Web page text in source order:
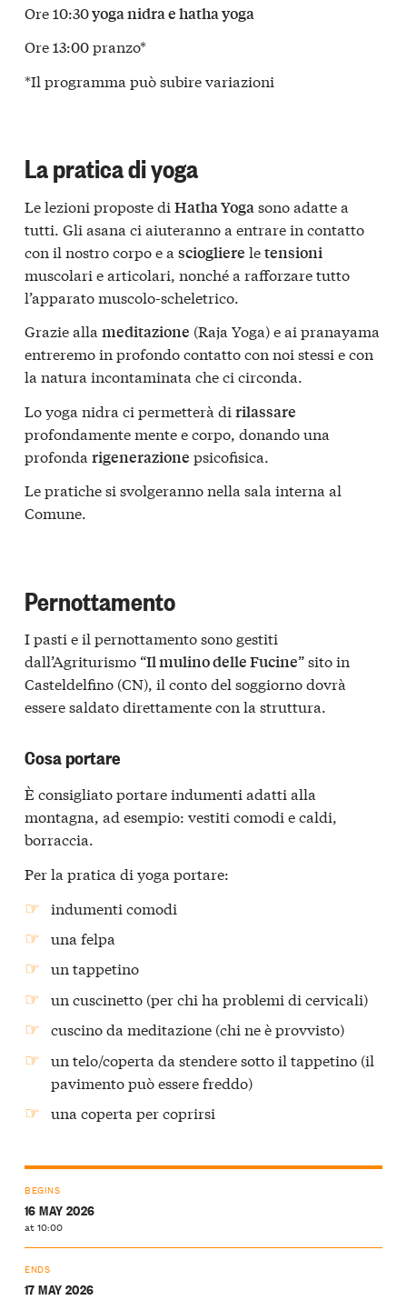
Ore 10:30yoga nidra e hatha yoga
Ore 13:00 pranzo*
*Il programma può subire variazioni
La pratica di yoga
Le lezioni proposte di Hatha Yogasono adatte a
tutti. Gli asana ci aiuteranno a entrare in contatto
con il nostro corpo e a sciogliere letensioni
muscolari e articolari, nonché a rafforzare tutto
l’apparato muscolo-scheletrico.
Grazie alla meditazione (Raja Yoga) e ai pranayama
entreremo in profondo contatto con noi stessi e con
la natura incontaminata che ci circonda.
Lo yoga nidra ci permetterà di rilassare
profondamente mente e corpo, donando una
profonda rigenerazione psicofisica.
Le pratiche si svolgeranno nella sala interna al
Comune.
Pernottamento
I pasti e il pernottamento sono gestiti
dall’Agriturismo “Il mulino delle Fucine” sito in
Casteldelfino (CN), il conto del soggiorno dovrà
essere saldato direttamente con la struttura.
Cosa portare
È consigliato portare indumenti adatti alla
montagna, ad esempio: vestiti comodi e caldi,
borraccia.
Per la pratica di yoga portare:
indumenti comodi
una felpa
un tappetino
un cuscinetto (per chi ha problemi di cervicali)
cuscino da meditazione (chi ne è provvisto)
un telo/coperta da stendere sotto il tappetino (il
pavimento può essere freddo)
una coperta per coprirsi
BEGINS
16 MAY 2026
at 10:00
ENDS
17 MAY 2026